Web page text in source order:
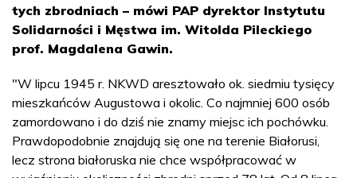
tych zbrodniach – mówi PAP dyrektor Instytutu
Solidarności i Męstwa im. Witolda Pileckiego
prof. Magdalena Gawin.
"W lipcu 1945 r. NKWD aresztowało ok. siedmiu tysięcy
mieszkańców Augustowa i okolic. Co najmniej 600 osób
zamordowano i do dziś nie znamy miejsc ich pochówku.
Prawdopodobnie znajdują się one na terenie Białorusi,
lecz strona białoruska nie chce współpracować w